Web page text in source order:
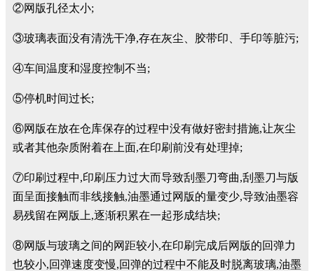
②网版孔径太小;
③玻璃表面没有清洗干净,存在灰尘、胶带印、手印等脏污;
④车间温度和湿度控制不当;
⑤停机时间过长;
⑥网版在放在仓库保存的过程中没有做好密封措施,让灰尘
或者其他杂质附着在上面,在印刷前没有处理掉;
⑦印刷过程中,印刷压力过大而导致刮墨刀弯曲,刮墨刀与版
面呈面接触而非线接触,油墨通过网版的量变少,导致油墨容
易残留在网版上,逐渐积累在一起形成结块;
⑧网版与玻璃之间的网距较小,在印刷完成后网版的回弹力
也较小,回弹速度变慢,回弹的过程中不能及时脱离玻璃,油墨